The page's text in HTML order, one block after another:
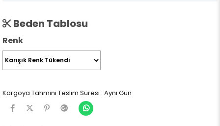
Beden Tablosu
Renk
Kargoya Tahmini Teslim Süresi : Aynı Gün